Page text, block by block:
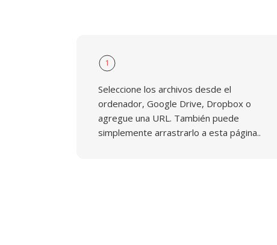
1
Seleccione los archivos desde el
ordenador, Google Drive, Dropbox o
agregue una URL. También puede
simplemente arrastrarlo a esta página..